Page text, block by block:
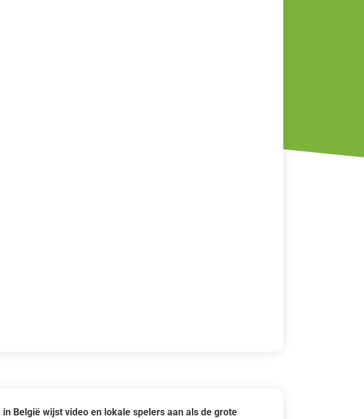
België wijst video en lokale spelers aan als de grote